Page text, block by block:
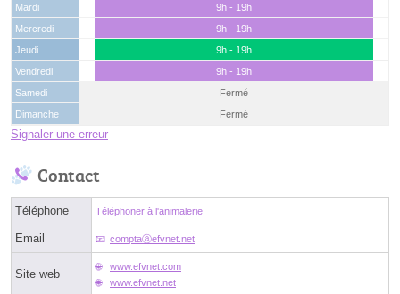
Mardi
9h - 19h
Mercredi
9h - 19h
Jeudi
9h - 19h
Vendredi
9h - 19h
Samedi
Fermé
Dimanche
Fermé
Signaler une erreur
Contact
Téléphone Téléphoner à l'animalerie
Email comptaⓐefvnet.net
Site web
www.efvnet.com
www.efvnet.net